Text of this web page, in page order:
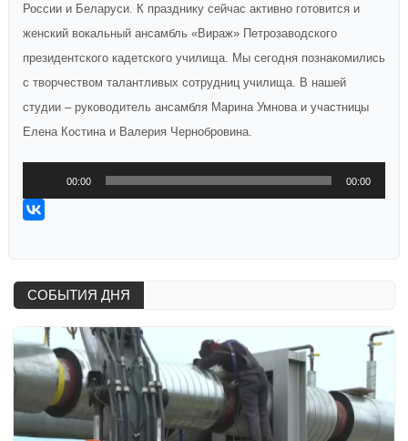
России и Беларуси. К празднику сейчас активно готовится и
женский вокальный ансамбль «Вираж» Петрозаводского
президентского кадетского училища. Мы сегодня познакомились
с творчеством талантливых сотрудниц училища. В нашей
студии – руководитель ансамбля Марина Умнова и участницы
Елена Костина и Валерия Чернобровина.
00:00 00:00
СОБЫТИЯ ДНЯ